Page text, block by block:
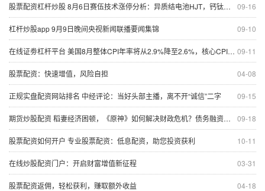
09-16
股票配资杠杆炒股 8月6日赛伍技术涨停分析：异质结电池HJT，钙钛矿电池，光伏概念热股
09-10
杠杆炒股app 9月9日晚间央视新闻联播要闻集锦
09-11
在线证劵杠杆平台 美国8月整体CPI年率将从2.9%降至2.6%，核心CPI将持稳于3.2%
04-08
股票配资：快速增值，风险自担
09-15
正规实盘配资网站排名 中经评论：当好头部主播，离不开“诚信”二字
09-18
期货炒股配资 稻妻经济困顿，《原神》如何解决财政危机？债务融资是否可行？
10-11
股票配资如何开户 专业股票配资：低息配资，助您投资获利
03-31
在线炒股配资门户：开启财富增值新征程
04-18
股票配资返佣，轻松获利，赚取额外收益